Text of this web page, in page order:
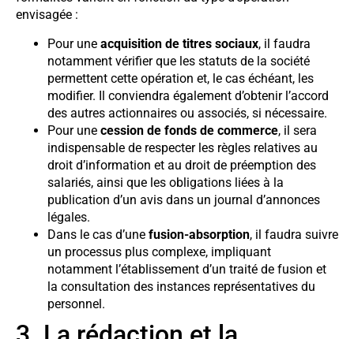
envisagée :
Pour une acquisition de titres sociaux, il faudra
notamment vérifier que les statuts de la société
permettent cette opération et, le cas échéant, les
modifier. Il conviendra également d’obtenir l’accord
des autres actionnaires ou associés, si nécessaire.
Pour une cession de fonds de commerce, il sera
indispensable de respecter les règles relatives au
droit d’information et au droit de préemption des
salariés, ainsi que les obligations liées à la
publication d’un avis dans un journal d’annonces
légales.
Dans le cas d’une fusion-absorption, il faudra suivre
un processus plus complexe, impliquant
notamment l’établissement d’un traité de fusion et
la consultation des instances représentatives du
personnel.